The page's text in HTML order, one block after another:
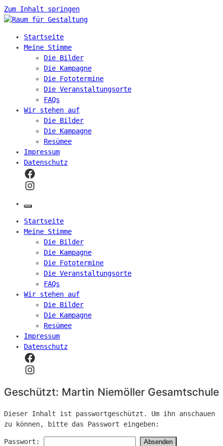
Zum Inhalt springen
Raum für Gestaltung
Position beziehen – Akteure und Akteurinnen
zusammenbringen – Positionen differenzieren –
Positionen gestalten – Öffentlich sichtbar werden
Startseite
Meine Stimme
Die Bilder
Die Kampagne
Die Fototermine
Die Veranstaltungsorte
FAQs
Wir stehen auf
Die Bilder
Die Kampagne
Resümee
Impressum
Datenschutz
Startseite
Meine Stimme
Die Bilder
Die Kampagne
Die Fototermine
Die Veranstaltungsorte
FAQs
Wir stehen auf
Die Bilder
Die Kampagne
Resümee
Impressum
Datenschutz
Geschützt: Martin Niemöller Gesamtschule
Dieser Inhalt ist passwortgeschützt. Um ihn anschauen
zu können, bitte das Passwort eingeben:
Passwort: